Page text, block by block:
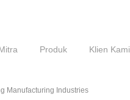
Produk Klien Kami
Manufacturing Industries